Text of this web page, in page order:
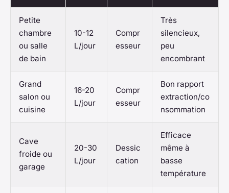
Petite
chambre
ou salle
de bain
10-12
L/jour
Compr
esseur
Très
silencieux,
peu
encombrant
Grand
salon ou
cuisine
16-20
L/jour
Compr
esseur
Bon rapport
extraction/co
nsommation
Cave
froide ou
garage
20-30
L/jour
Dessic
cation
Efficace
même à
basse
température